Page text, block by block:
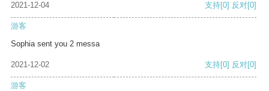
2021-12-04 支持[0] 反对[0]
游客
Sophia sent you 2 messa
2021-12-02 支持[0] 反对[0]
游客